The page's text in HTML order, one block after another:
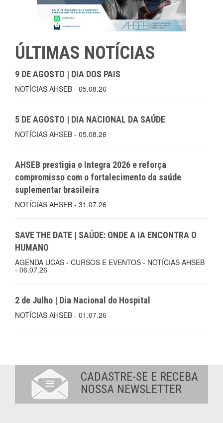
ÚLTIMAS NOTÍCIAS
9 DE AGOSTO | DIA DOS PAIS
NOTÍCIAS AHSEB - 05.08.26
5 DE AGOSTO | DIA NACIONAL DA SAÚDE
NOTÍCIAS AHSEB - 05.08.26
AHSEB prestigia o Integra 2026 e reforça
compromisso com o fortalecimento da saúde
suplementar brasileira
NOTÍCIAS AHSEB - 31.07.26
SAVE THE DATE | SAÚDE: ONDE A IA ENCONTRA O
HUMANO
AGENDA UCAS - CURSOS E EVENTOS - NOTÍCIAS AHSEB
- 06.07.26
2 de Julho | Dia Nacional do Hospital
NOTÍCIAS AHSEB - 01.07.26
CADASTRE-SE E RECEBA
NOSSA NEWSLETTER